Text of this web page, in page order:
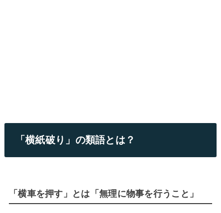
「横紙破り」の類語とは？
「横車を押す」とは「無理に物事を行うこと」